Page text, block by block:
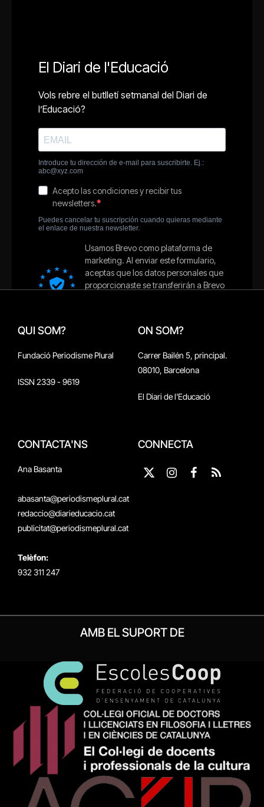
QUI SOM?
Fundació Periodisme Plural
ISSN 2339 - 9619
ON SOM?
Carrer Bailén 5, principal.
08010, Barcelona
El Diari de l'Educació
CONTACTA'NS
Ana Basanta
abasanta@periodismeplural.cat
redaccio@diarieducacio.cat
publicitat@periodismeplural.cat
Telèfon:
932 311 247
CONNECTA
X
Instagram
Facebook
RSS
AMB EL SUPORT DE